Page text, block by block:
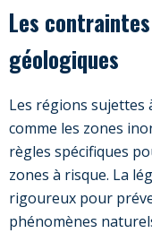
Les
géologiques
Les régions sujettes
comme les zones
règles spécifiques
zones à risque. La
rigoureux pour
phénomènes